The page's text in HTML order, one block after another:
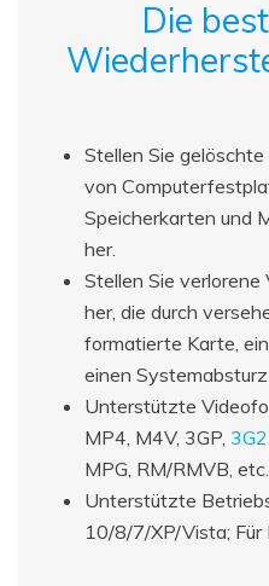
Die
Stellen Sie
von
Speicherkarten und
her.
Stellen Sie
her, die durch
formatierte Karte,
einen
Unterstützte
MP4, M4V, 3GP, 3G2
MPG, RM/RMVB, etc.
Unterstützte
10/8/7/XP/Vista; Für